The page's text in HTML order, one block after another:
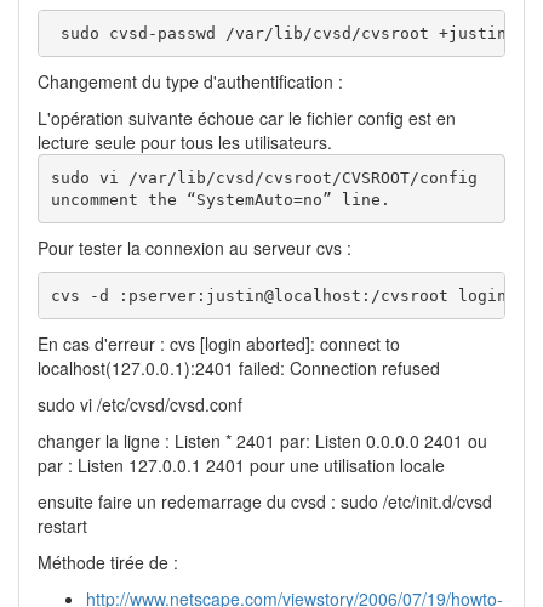
sudo cvsd-passwd /var/lib/cvsd/cvsroot +justin
Changement du type d'authentification :
L'opération suivante échoue car le fichier config est en
lecture seule pour tous les utilisateurs.
sudo vi /var/lib/cvsd/cvsroot/CVSROOT/config
uncomment the “SystemAuto=no” line.
Pour tester la connexion au serveur cvs :
cvs -d :pserver:justin@localhost:/cvsroot login
En cas d'erreur : cvs [login aborted]: connect to
localhost(127.0.0.1):2401 failed: Connection refused
sudo vi /etc/cvsd/cvsd.conf
changer la ligne : Listen * 2401 par: Listen 0.0.0.0 2401 ou
par : Listen 127.0.0.1 2401 pour une utilisation locale
ensuite faire un redemarrage du cvsd : sudo /etc/init.d/cvsd
restart
Méthode tirée de :
http://www.netscape.com/viewstory/2006/07/19/howto-